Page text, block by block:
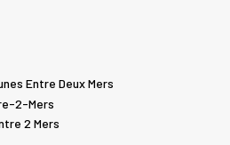
Entre Deux Mers
2-Mers
2 Mers